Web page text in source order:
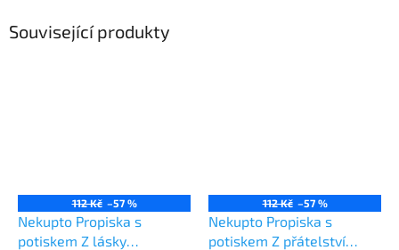
Související produkty
112 Kč –57 %
Nekupto Propiska s
potiskem Z lásky
112 Kč –57 %
Nekupto Propiska s
potiskem Z přátelství